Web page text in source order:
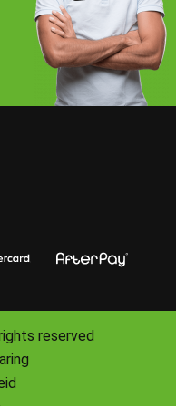
reserved